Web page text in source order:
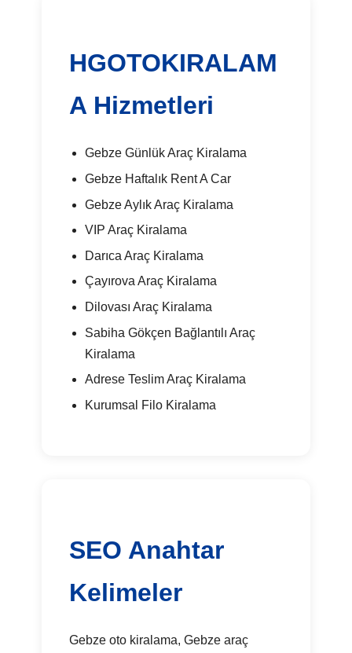
HGOTOKIRALAM
A Hizmetleri
Gebze Günlük Araç Kiralama
Gebze Haftalık Rent A Car
Gebze Aylık Araç Kiralama
VIP Araç Kiralama
Darıca Araç Kiralama
Çayırova Araç Kiralama
Dilovası Araç Kiralama
Sabiha Gökçen Bağlantılı Araç
Kiralama
Adrese Teslim Araç Kiralama
Kurumsal Filo Kiralama
SEO Anahtar
Kelimeler
Gebze oto kiralama, Gebze araç